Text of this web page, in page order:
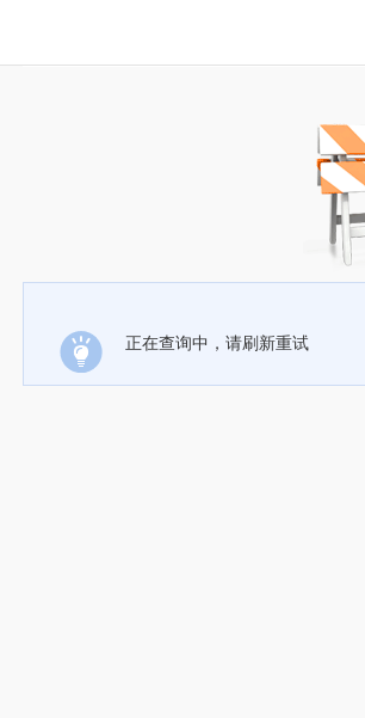
正在查询中，请刷新重试